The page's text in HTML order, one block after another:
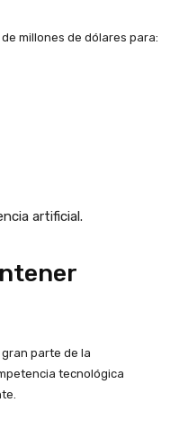
millones de dólares para:
artificial.
parte de la
tecnológica